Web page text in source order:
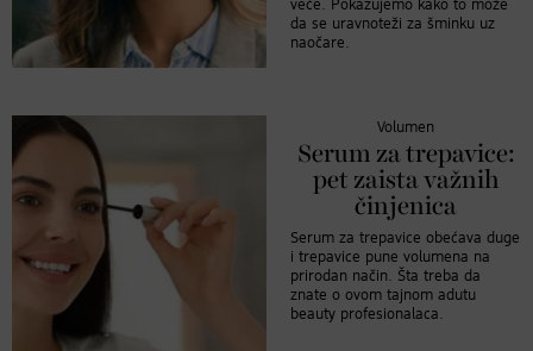
veće. Pokazujemo kako to može
da se uravnoteži za šminku uz
naočare.
Volumen
Serum za trepavice:
pet zaista važnih
činjenica
Serum za trepavice obećava duge
i trepavice pune volumena na
prirodan način. Šta treba da
znate o ovom tajnom adutu
beauty profesionalaca.